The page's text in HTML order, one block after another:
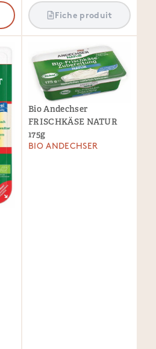
Fiche produit
Bio Andechser
FRISCHKÄSE NATUR
175g
BIO ANDECHSER